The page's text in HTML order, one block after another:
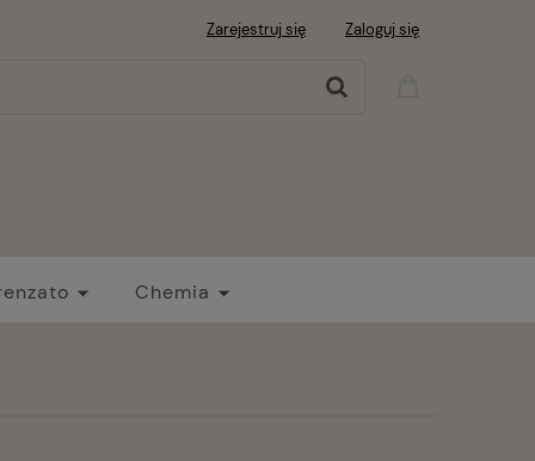
Zarejestruj się Zaloguj się
Chemia